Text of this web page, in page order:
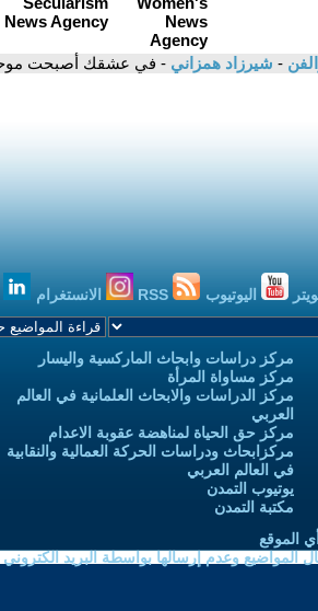
- شيرزاد همزاني - في عشقك أصبحت
اليوتيوب الانستغرام
مركز دراسات وابحاث الماركسية واليسار
مركز مساواة المرأة
مركز الدراسات والابحاث العلمانية في العالم
العربي
مركز حق الحياة لمناهضة عقوبة الاعدام
مركزابحاث ودراسات الحركة العمالية والنقابية
في العالم العربي
يوتيوب التمدن
مكتبة التمدن
الموقع
وعدم إرسالها بواسطة البريد الكتروني